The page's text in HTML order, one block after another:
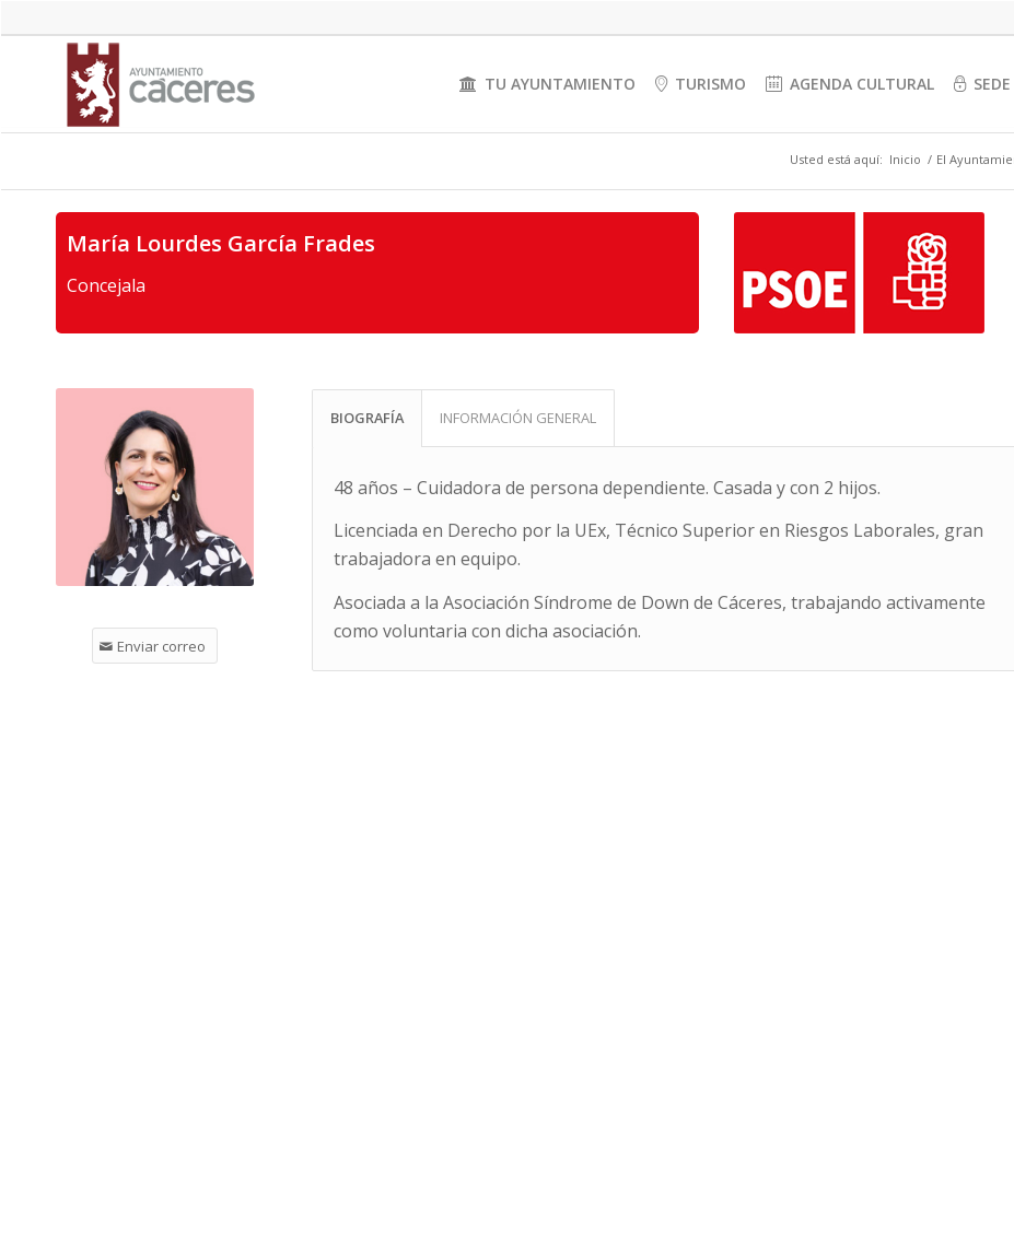
TU AYUNTAMIENTO TURISMO AGENDA CULTURAL
Usted está aquí: Inicio / El
María Lourdes García Frades
Concejala
Enviar correo
BIOGRAFÍA INFORMACIÓN GENERAL
48 años – Cuidadora de persona dependiente. Casada y con 2 hijos.
Licenciada en Derecho por la UEx, Técnico Superior en Riesgos Laborales, gran
trabajadora en equipo.
Asociada a la Asociación Síndrome de Down de Cáceres, trabajando activamente
como voluntaria con dicha asociación.